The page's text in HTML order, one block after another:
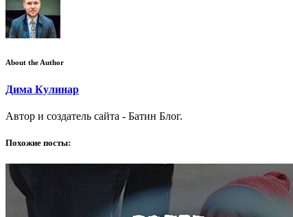
About the Author
Дима Кулинар
Автор и создатель сайта - Батин Блог.
Похожие посты: